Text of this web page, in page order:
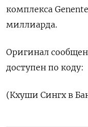
комплекса
миллиарда.
Оригинал
доступен по коду:
(Кхуши Сингх в